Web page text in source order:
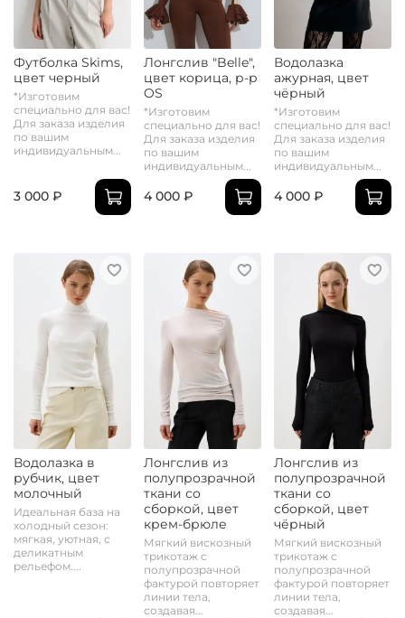
Футболка Skims,
цвет черный
*Изготовим
специально для вас!
Для заказа изделия
по вашим
индивидуальным...
3 000 ₽
Лонгслив "Belle",
цвет корица, р-р
OS
*Изготовим
специально для вас!
Для заказа изделия
по вашим
индивидуальным...
4 000 ₽
Водолазка
ажурная, цвет
чёрный
*Изготовим
специально для вас!
Для заказа изделия
по вашим
индивидуальным...
4 000 ₽
Водолазка в
рубчик, цвет
молочный
Идеальная база на
холодный сезон:
мягкая, уютная, с
деликатным
рельефом....
Лонгслив из
полупрозрачной
ткани со
сборкой, цвет
крем-брюле
Мягкий вискозный
трикотаж с
полупрозрачной
фактурой повторяет
линии тела,
создавая...
Лонгслив из
полупрозрачной
ткани со
сборкой, цвет
чёрный
Мягкий вискозный
трикотаж с
полупрозрачной
фактурой повторяет
линии тела,
создавая...